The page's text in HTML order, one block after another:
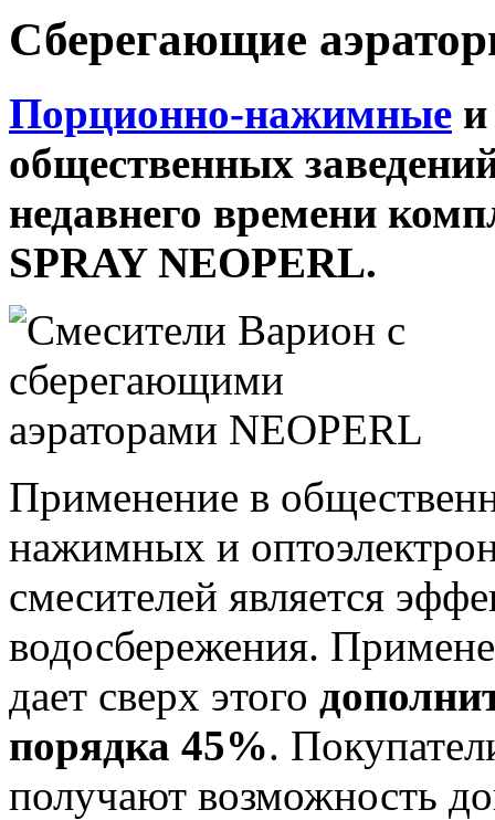
Сберегающие
Порционно-нажимные
общественных
недавнего времени
SPRAY NEOPERL.
Применение в
нажимных и
смесителей является
водосбережения.
дает сверх этого
порядка 45%.
получают возможность